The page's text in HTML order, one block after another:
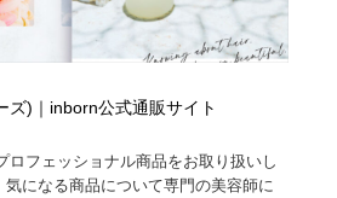
ズ)｜inborn公式通販サイト
ロフェッショナル商品をお取り扱いし
になる商品について専門の美容師に